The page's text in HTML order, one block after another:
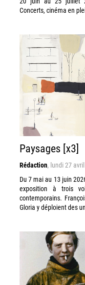
Concerts, cinéma en
Paysages [x3]
Rédaction, lundi 27
Du 7 mai au 13 juin
exposition à trois
contemporains.
Gloria y déploient des